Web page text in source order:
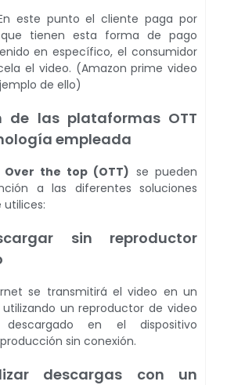
este punto el cliente paga por
tienen esta forma de pago
en específico, el consumidor
el video. (Amazon prime video
de ello)
de las plataformas OTT
empleada
Over the top (OTT) se pueden
a las diferentes soluciones
sin reproductor
se transmitirá el video en un
un reproductor de video
en el dispositivo
sin conexión.
descargas con un